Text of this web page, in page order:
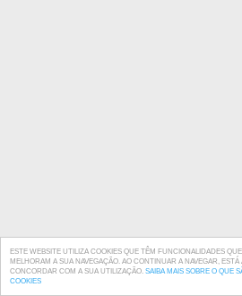
ESTE WEBSITE UTILIZA COOKIES QUE TÊM FUNCIONALIDADES QUE
MELHORAM A SUA NAVEGAÇÃO. AO CONTINUAR A NAVEGAR, ESTÁ
CONCORDAR COM A SUA UTILIZAÇÃO. SAIBA MAIS SOBRE O QUE
COOKIES